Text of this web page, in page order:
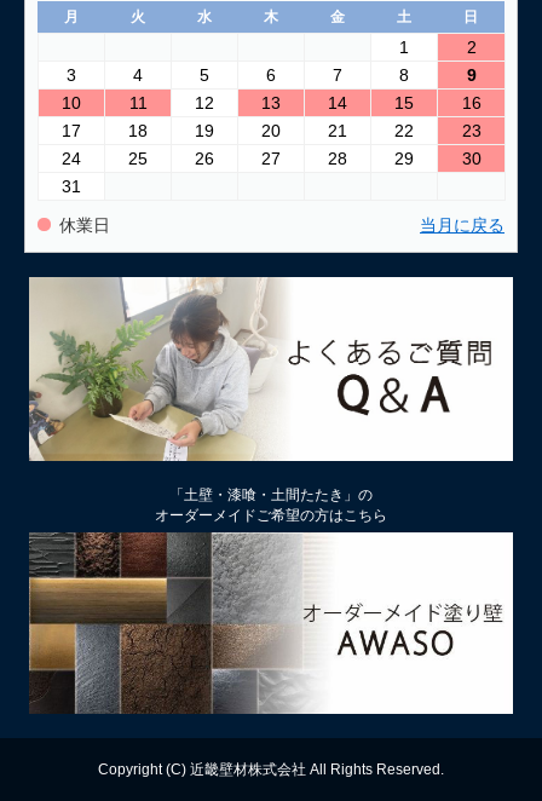
2026/04/04
仕上げ材（漆喰や土壁）が部分的に剥がれた壁の塗り替え方法
2026/03/24
古い壁の塗り替え｜失敗しない下地処理のポイント
2026/03/06
「壁カラー」はどんな塗り壁材の着色に使える もちろん土壁
にも！
土壁リフォーム時アクが出たり、出なかったりするのはなぜ？
2026/02/12
土壁仕上げ材「塗ってくれい」「やすらぎ」の色をうすく、淡
くするには
2026/01/22
厚付け補修用中塗り漆喰ドカッと！は滑らかな表面にもできる
2026/01/09
【塗り替え下地処理】ビニールクロスは剥がさず下地処理する
のがおすすめ
2025/12/13
漆喰の上に土壁は塗れるのか？
月 火 水 木 金 土 日
1
2
3
4 5 6 7 8
9
10
11 12 13 14 15
16
17
18 19 20 21 22
23
24
25 26 27 28 29
30
31
休業日 当月に戻る
「土壁・漆喰・土間たたき」の
オーダーメイドご希望の方はこちら
Copyright (C) 近畿壁材株式会社 All Rights Reserved.